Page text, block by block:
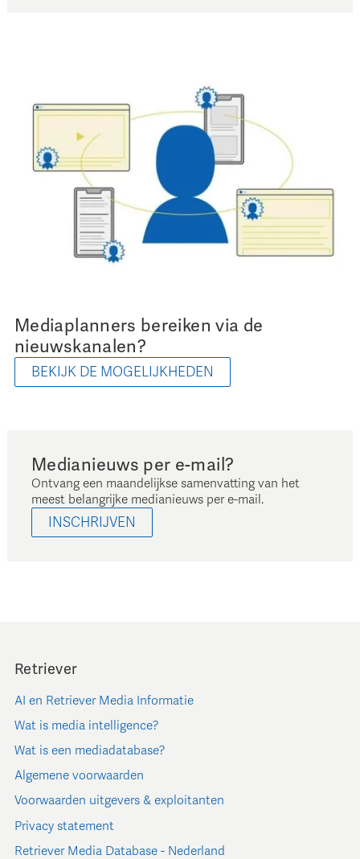
Mediaplanners bereiken via de
nieuwskanalen?
BEKIJK DE MOGELIJKHEDEN
Medianieuws per e-mail?
Ontvang een maandelijkse samenvatting van het
meest belangrijke medianieuws per e-mail.
INSCHRIJVEN
Retriever
AI en Retriever Media Informatie
Wat is media intelligence?
Wat is een mediadatabase?
Algemene voorwaarden
Voorwaarden uitgevers & exploitanten
Privacy statement
Retriever Media Database - Nederland